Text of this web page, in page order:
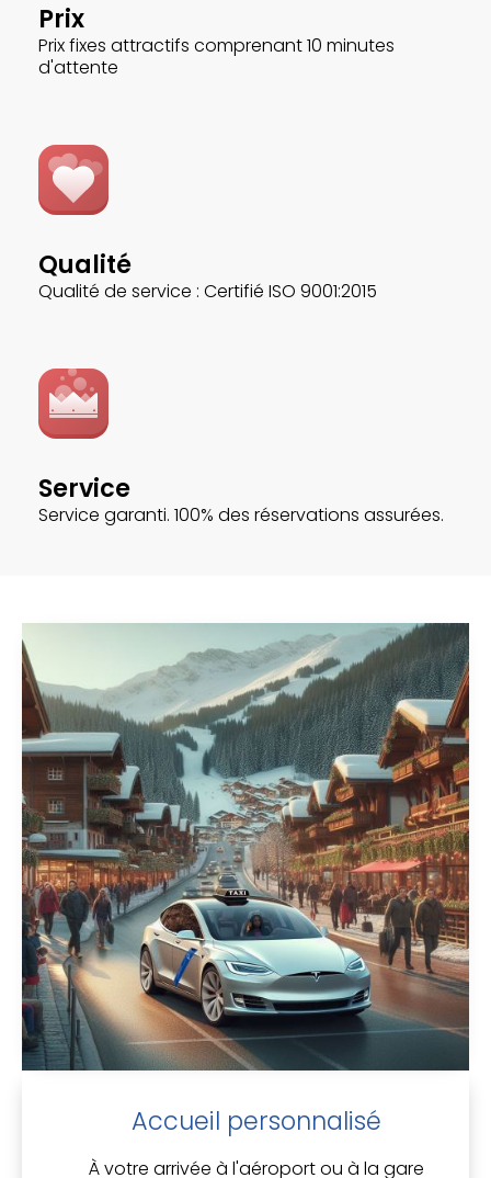
Prix
Prix fixes attractifs comprenant 10 minutes
d'attente
Qualité
Qualité de service : Certifié ISO 9001:2015
Service
Service garanti. 100% des réservations assurées.
Accueil personnalisé
À votre arrivée à l'aéroport ou à la gare